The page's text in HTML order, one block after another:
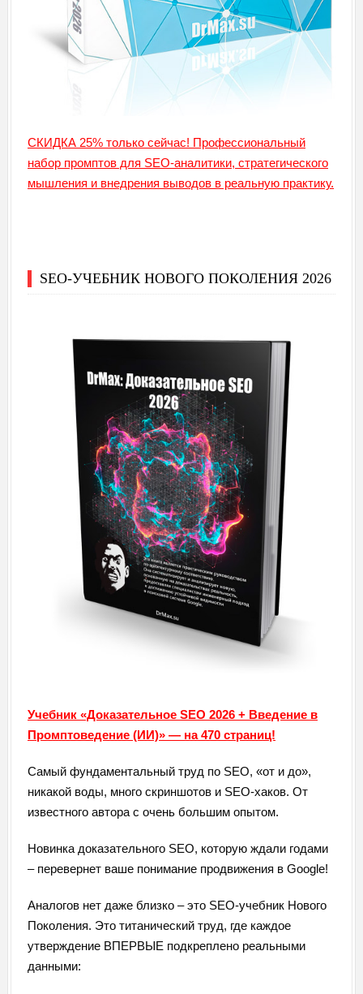
СКИДКА 25% только сейчас! Профессиональный
набор промптов для SEO-аналитики, стратегического
мышления и внедрения выводов в реальную практику.
SEO-УЧЕБНИК НОВОГО ПОКОЛЕНИЯ 2026
Учебник «Доказательное SEO 2026 + Введение в
Промптоведение (ИИ)» — на 470 страниц!
Самый фундаментальный труд по SEO, «от и до»,
никакой воды, много скриншотов и SEO-хаков. От
известного автора с очень большим опытом.
Новинка доказательного SEO, которую ждали годами
– перевернет ваше понимание продвижения в Google!
Аналогов нет даже близко – это SEO-учебник Нового
Поколения. Это титанический труд, где каждое
утверждение ВПЕРВЫЕ подкреплено реальными
данными: